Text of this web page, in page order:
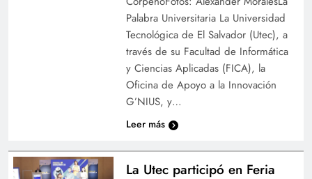
Palabra Universitaria La Universidad
Tecnológica de El Salvador (Utec), a
través de su Facultad de Informática
y Ciencias Aplicadas (FICA), la
Oficina de Apoyo a la Innovación
G’NIUS, y…
Leer más
La Utec participó en Feria